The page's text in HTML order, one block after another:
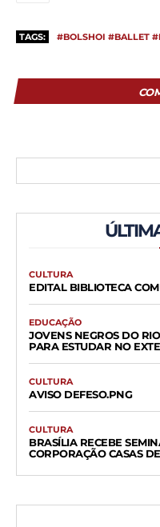
TAGS: #BOLSHOI #BALLET
CULTURA
EDITAL BIBLIOTECA
EDUCAÇÃO
JOVENS NEGROS DO
PARA ESTUDAR NO
CULTURA
AVISO DEFESO.PNG
CULTURA
BRASÍLIA RECEBE
CORPORAÇÃO CASAS